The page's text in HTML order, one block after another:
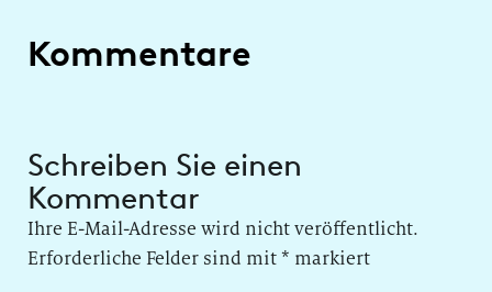
Kommentare
Schreiben Sie einen
Kommentar
Ihre E-Mail-Adresse wird nicht veröffentlicht.
Erforderliche Felder sind mit* markiert